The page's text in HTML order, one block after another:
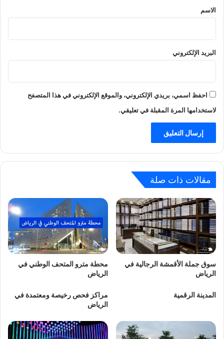
*
الاسم
البريد الإلكتروني
احفظ اسمي، بريدي الإلكتروني، والموقع الإلكتروني في هذا المتصفح
لاستخدامها المرة المقبلة في تعليقي.
مقالات ذات صلة
سوق جملة الأقمشة الرجالية في
الرياض
محطة مترو المتحف الوطني في
الرياض
المدينة الرقمية
مراكز فحص رخيصة ومعتمدة في
الرياض